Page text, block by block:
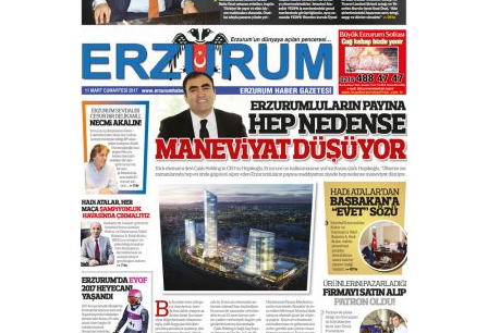
Esat BİNDESEN
Başkan Sekmen’den Erzurum’a
bir vizyon proje daha!
02 Ağustos 2026 Pazar
Kadir SABUNCUOĞLU
Erzurumspor’un köşe taşları
29 Haziran 2026 Pazartesi
Kenan GÜLERCİ